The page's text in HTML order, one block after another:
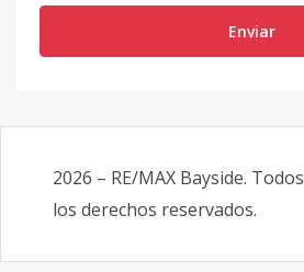
Enviar
2026 – RE/MAX Bayside. Todos
los derechos reservados.